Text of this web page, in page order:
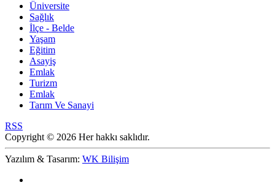
Üniversite
Sağlık
İlçe - Belde
Yaşam
Eğitim
Asayiş
Emlak
Turizm
Emlak
Tarım Ve Sanayi
RSS
Copyright © 2026 Her hakkı saklıdır.
Yazılım & Tasarım: WK Bilişim